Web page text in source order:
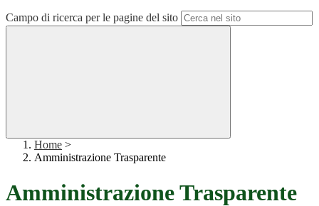
Campo di ricerca per le pagine del sito
Home >
Amministrazione Trasparente
Amministrazione Trasparente